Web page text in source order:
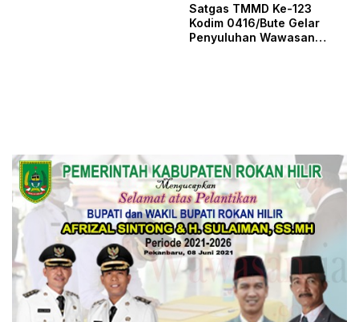
Satgas TMMD Ke-123
Kodim 0416/Bute Gelar
Penyuluhan Wawasan